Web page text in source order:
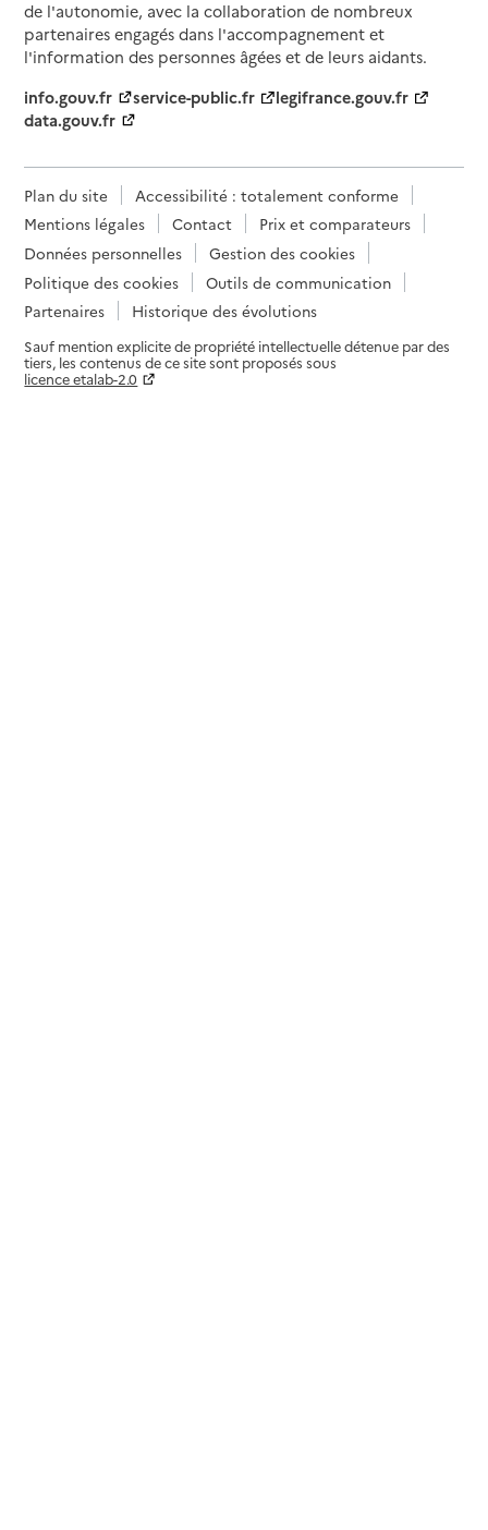
de l'autonomie, avec la collaboration de nombreux
partenaires engagés dans l'accompagnement et
l'information des personnes âgées et de leurs aidants.
info.gouv.fr
service-public.fr
legifrance.gouv.fr
data.gouv.fr
Plan du site
Accessibilité : totalement conforme
Mentions légales
Contact
Prix et comparateurs
Données personnelles
Gestion des cookies
Politique des cookies
Outils de communication
Partenaires
Historique des évolutions
Sauf mention explicite de propriété intellectuelle détenue par des
tiers, les contenus de ce site sont proposés sous
licence etalab-2.0